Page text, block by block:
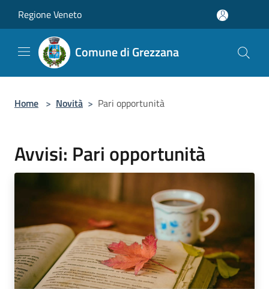
Regione Veneto
Comune di Grezzana
Home > Novità > Pari opportunità
Avvisi: Pari opportunità